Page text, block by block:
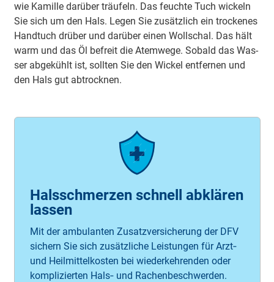
wie Ka­mille darü­ber träu­feln. Das feuch­te Tuch wi­ckeln
Sie sich um den Hals. Le­gen Sie zu­sätzlich ein tro­cke­nes
Hand­tuch drü­ber und darü­ber einen Woll­schal. Das hält
warm und das Öl be­freit die Atem­we­ge. So­bald das Was­
ser ab­ge­kühlt ist, soll­ten Sie den Wi­ckel ent­fer­nen und
den Hals gut ab­trock­nen.
Halsschmerzen schnell abklären
lassen
Mit der ambulanten Zusatzversicherung der DFV
sichern Sie sich zusätzliche Leistungen für Arzt‑
und Heilmittelkosten bei wiederkehrenden oder
komplizierten Hals‑ und Rachenbeschwerden.